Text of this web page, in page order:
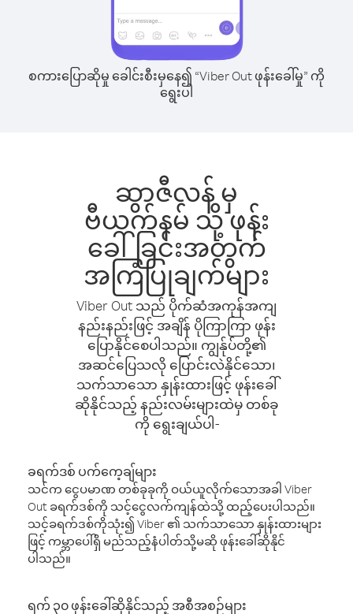
စကားပြောဆိုမှု ခေါင်းစီးမှနေ၍ “Viber Out ဖုန်းခေါ်မှု” ကို
ရွေးပါ
ဆွာဇီလန် မှ
ဗီယက်နမ် သို့ ဖုန်း
ခေါ်ခြင်းအတွက်
အကြံပြုချက်များ
Viber Out သည် ပိုက်ဆံအကုန်အကျ
နည်းနည်းဖြင့် အချိန် ပိုကြာကြာ ဖုန်း
ပြောနိုင်စေပါသည်။ ကျွန်ုပ်တို့၏
အဆင်ပြေသလို ပြောင်းလဲနိုင်သော၊
သက်သာသော နှုန်းထားဖြင့် ဖုန်းခေါ်
ဆိုနိုင်သည့် နည်းလမ်းများထဲမှ တစ်ခု
ကို ရွေးချယ်ပါ-
ခရက်ဒစ် ပက်ကေ့ချ်များ
သင်က ငွေပမာဏ တစ်ခုခုကို ဝယ်ယူလိုက်သောအခါ Viber
Out ခရက်ဒစ်ကို သင့်ငွေလက်ကျန်ထဲသို့ ထည့်ပေးပါသည်။
သင့်ခရက်ဒစ်ကိုသုံး၍ Viber ၏ သက်သာသော နှုန်းထားများ
ဖြင့် ကမ္ဘာပေါ်ရှိ မည်သည့်နံပါတ်သို့မဆို ဖုန်းခေါ်ဆိုနိုင်
ပါသည်။
ရက် ၃၀ ဖုန်းခေါ်ဆိုနိုင်သည့် အစီအစဉ်များ